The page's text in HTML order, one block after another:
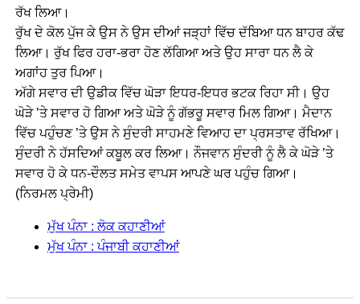
ਰੱਖ ਲਿਆ।
ਰੁੱਖ ਦੇ ਕੋਲ ਪੁੱਜ ਕੇ ਉਸ ਨੇ ਉਸ ਦੀਆਂ ਜੜ੍ਹਾਂ ਵਿੱਚ ਦੱਬਿਆ ਧਨ ਬਾਹਰ ਕੱਢ
ਲਿਆ। ਰੁੱਖ ਫਿਰ ਹਰਾ-ਭਰਾ ਹੋਣ ਲੱਗਿਆ ਅਤੇ ਉਹ ਸਾਰਾ ਧਨ ਲੈ ਕੇ
ਅਗਾਂਹ ਤੁਰ ਪਿਆ।
ਅੱਗੇ ਸਵਾਰ ਦੀ ਉਡੀਕ ਵਿੱਚ ਘੋੜਾ ਇਧਰ-ਇਧਰ ਭਟਕ ਰਿਹਾ ਸੀ। ਉਹ
ਘੋੜੇ ’ਤੇ ਸਵਾਰ ਹੋ ਗਿਆ ਅਤੇ ਘੋੜੇ ਨੂੰ ਗੱਭਰੂ ਸਵਾਰ ਮਿਲ ਗਿਆ। ਮੈਦਾਨ
ਵਿੱਚ ਪਹੁੰਚਣ ’ਤੇ ਉਸ ਨੇ ਸੁੰਦਰੀ ਸਾਹਮਣੇ ਵਿਆਹ ਦਾ ਪ੍ਰਸਤਾਵ ਰੱਖਿਆ।
ਸੁੰਦਰੀ ਨੇ ਹੱਸਦਿਆਂ ਕਬੂਲ ਕਰ ਲਿਆ। ਨੌਜਵਾਨ ਸੁੰਦਰੀ ਨੂੰ ਲੈ ਕੇ ਘੋੜੇ ’ਤੇ
ਸਵਾਰ ਹੋ ਕੇ ਧਨ-ਦੌਲਤ ਸਮੇਤ ਵਾਪਸ ਆਪਣੇ ਘਰ ਪਹੁੰਚ ਗਿਆ।
(ਨਿਰਮਲ ਪ੍ਰੇਮੀ)
ਮੁੱਖ ਪੰਨਾ : ਲੋਕ ਕਹਾਣੀਆਂ
ਮੁੱਖ ਪੰਨਾ : ਪੰਜਾਬੀ ਕਹਾਣੀਆਂ